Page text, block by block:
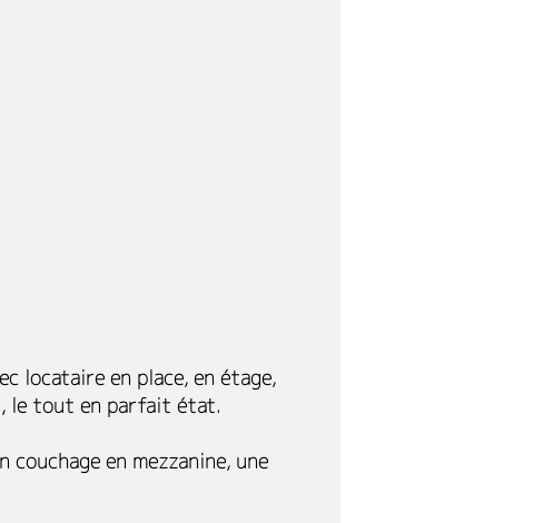
locataire en place, en étage,
le tout en parfait état.
en mezzanine, une